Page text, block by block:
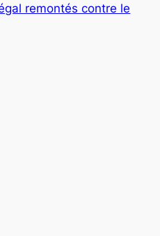
remontés contre le